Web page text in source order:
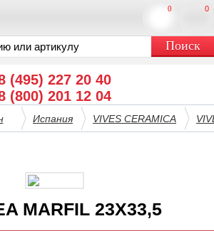
(495) 227 20 40
(800) 201 12 04
0
0
Испания VIVES CERAMICA
MARFIL 23X33,5